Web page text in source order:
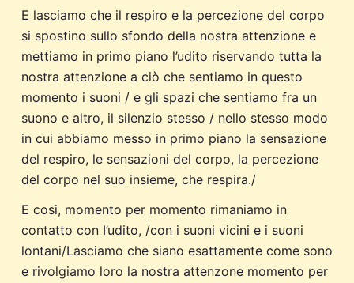
E lasciamo che il respiro e la percezione del corpo
si spostino sullo sfondo della nostra attenzione e
mettiamo in primo piano l’udito riservando tutta la
nostra attenzione a ciò che sentiamo in questo
momento i suoni / e gli spazi che sentiamo fra un
suono e altro, il silenzio stesso / nello stesso modo
in cui abbiamo messo in primo piano la sensazione
del respiro, le sensazioni del corpo, la percezione
del corpo nel suo insieme, che respira./
E cosi, momento per momento rimaniamo in
contatto con I’udito, /con i suoni vicini e i suoni
lontani/Lasciamo che siano esattamente come sono
e rivolgiamo loro la nostra attenzone momento per